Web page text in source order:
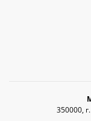
350000,